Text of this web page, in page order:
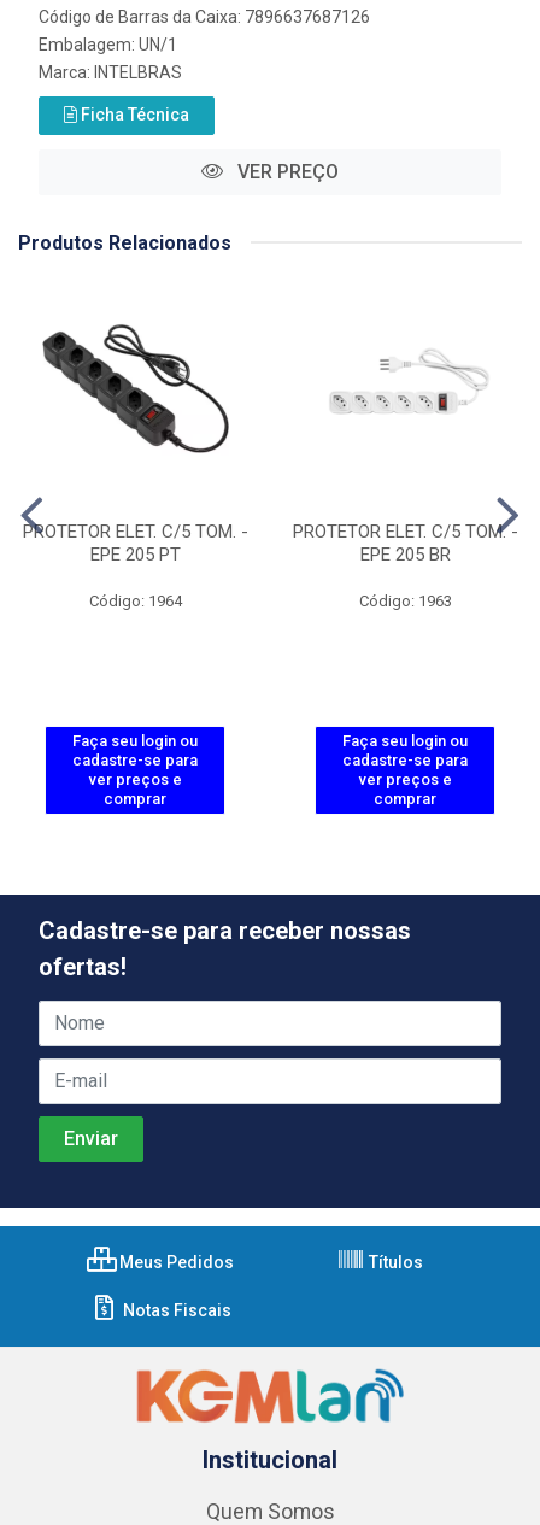
Código de Barras da Caixa: 7896637687126
Embalagem: UN/1
Marca: INTELBRAS
Ficha Técnica
VER PREÇO
Produtos Relacionados
PROTETOR ELET. C/5 TOM. -
EPE 205 PT
Código: 1964
Faça seu login ou
cadastre-se para
ver preços e
comprar
PROTETOR ELET. C/5 TOM. -
EPE 205 BR
Código: 1963
Faça seu login ou
cadastre-se para
ver preços e
comprar
Cadastre-se para receber nossas
ofertas!
Meus Pedidos Títulos
Notas Fiscais
Institucional
Quem Somos